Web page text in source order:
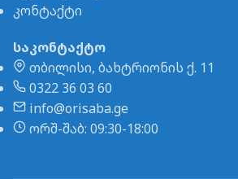
კონტაქტი
საკონტაქტო
თბილისი, ბახტრიონის ქ. 11
0322 36 03 60
info@orisaba.ge
ორშ-შაბ: 09:30-18:00